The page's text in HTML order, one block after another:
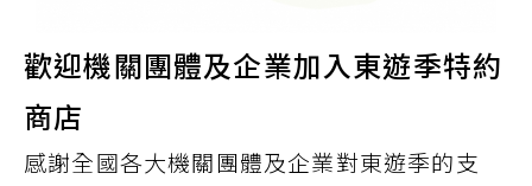
歡迎機關團體及企業加入東遊季特約
商店
感謝全國各大機關團體及企業對東遊季的支